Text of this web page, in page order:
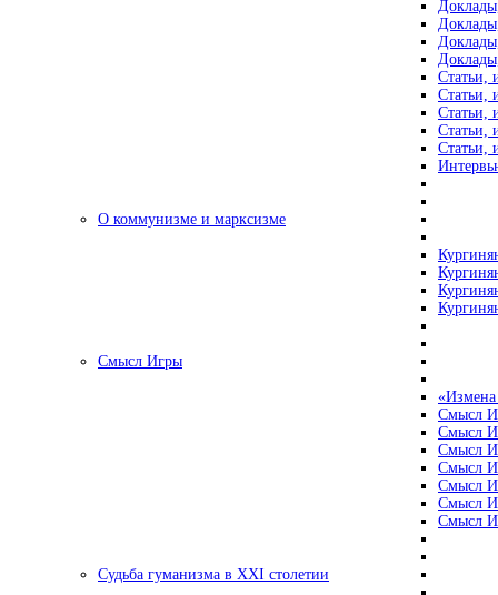
Статьи,
Статьи,
Статьи,
Статьи,
Статьи,
О коммунизме и марксизме
Смысл Игры
«Измена
Смысл
Смысл
Смысл
Смысл
Смысл
Смысл
Смысл
Судьба гуманизма в XXI столетии